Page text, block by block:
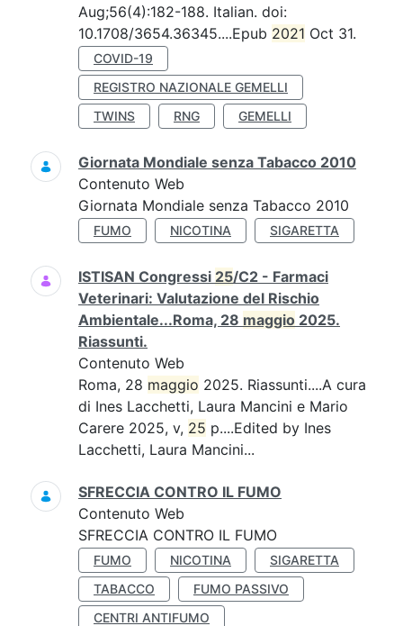
Aug;56(4):182-188. Italian. doi:
10.1708/3654.36345....Epub 2021 Oct 31.
COVID-19
REGISTRO NAZIONALE GEMELLI
TWINS
RNG GEMELLI
Giornata Mondiale senza Tabacco 2010
Contenuto Web
Giornata Mondiale senza Tabacco 2010
FUMO NICOTINA SIGARETTA
ISTISAN Congressi 25/C2 - Farmaci
Veterinari: Valutazione del Rischio
Ambientale...Roma, 28 maggio 2025.
Riassunti.
Contenuto Web
Roma, 28 maggio 2025. Riassunti....A cura
di Ines Lacchetti, Laura Mancini e Mario
Carere 2025, v, 25 p....Edited by Ines
Lacchetti, Laura Mancini...
SFRECCIA CONTRO IL FUMO
Contenuto Web
SFRECCIA CONTRO IL FUMO
FUMO NICOTINA
SIGARETTA
TABACCO
FUMO PASSIVO
CENTRI ANTIFUMO